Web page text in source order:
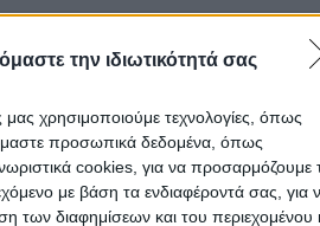
την ιδιωτικότητά σας
μας χρησιμοποιούμε τεχνολογίες, όπως
προσωπικά δεδομένα, όπως
cookies, για να προσαρμόζουμε
με βάση τα ενδιαφέροντά σας, για
των διαφημίσεων και του περιεχομένου
ανακαινισμένα και
στην παραλία. Προσφέρουμε
Utopia Lounge, cafe lunch στην
τις ομορφιές της Χίου, το
και τις υπηρεσίες μας.
Ενοικιαζόμενα Δωμάτια , Χίου
- ΓΕΩΡΓΙΑΦΕΝΤΗΣ Θ ΦΑΛΙΕΡΟΥ Α ΟΕ
Χίος